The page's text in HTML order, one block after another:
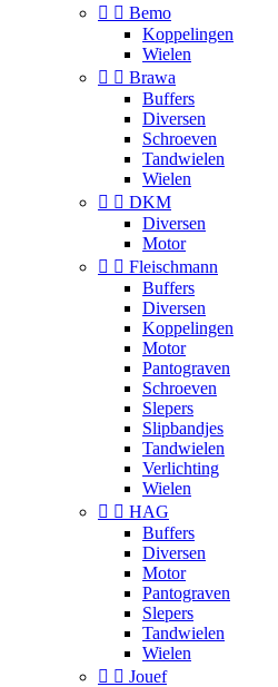
  Bemo
Koppelingen
Wielen
  Brawa
Buffers
Diversen
Schroeven
Tandwielen
Wielen
  DKM
Diversen
Motor
  Fleischmann
Buffers
Diversen
Koppelingen
Motor
Pantograven
Schroeven
Slepers
Slipbandjes
Tandwielen
Verlichting
Wielen
  HAG
Buffers
Diversen
Motor
Pantograven
Slepers
Tandwielen
Wielen
  Jouef